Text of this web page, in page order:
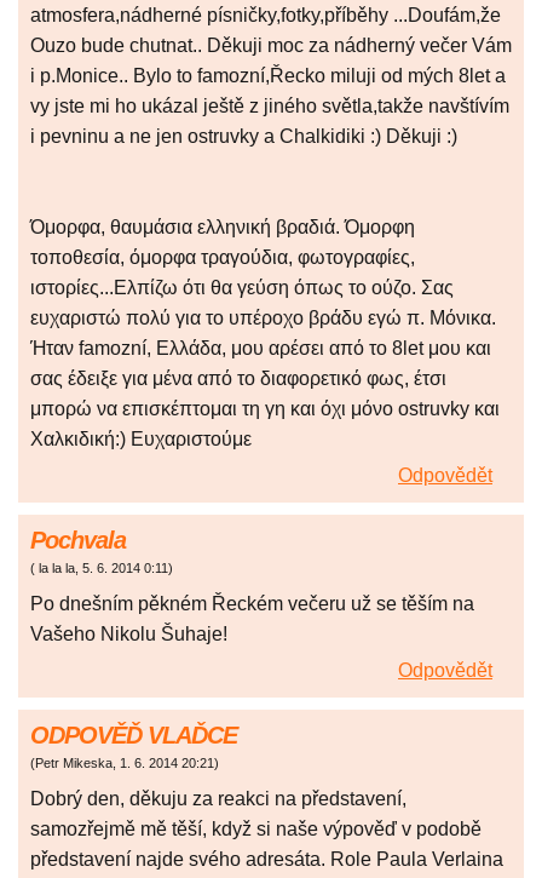
atmosfera,nádherné písničky,fotky,příběhy ...Doufám,že
Ouzo bude chutnat.. Děkuji moc za nádherný večer Vám
i p.Monice.. Bylo to famozní,Řecko miluji od mých 8let a
vy jste mi ho ukázal ještě z jiného světla,takže navštívím
i pevninu a ne jen ostruvky a Chalkidiki :) Děkuji :)
Όμορφα, θαυμάσια ελληνική βραδιά. Όμορφη
τοποθεσία, όμορφα τραγούδια, φωτογραφίες,
ιστορίες...Ελπίζω ότι θα γεύση όπως το ούζο. Σας
ευχαριστώ πολύ για το υπέροχο βράδυ εγώ π. Μόνικα.
Ήταν famozní, Ελλάδα, μου αρέσει από το 8let μου και
σας έδειξε για μένα από το διαφορετικό φως, έτσι
μπορώ να επισκέπτομαι τη γη και όχι μόνο ostruvky και
Χαλκιδική:) Ευχαριστούμε
Odpovědět
Pochvala
( la la la, 5. 6. 2014 0:11)
Po dnešním pěkném Řeckém večeru už se těším na
Vašeho Nikolu Šuhaje!
Odpovědět
ODPOVĚĎ VLAĎCE
(Petr Mikeska, 1. 6. 2014 20:21)
Dobrý den, děkuju za reakci na představení,
samozřejmě mě těší, když si naše výpověď v podobě
představení najde svého adresáta. Role Paula Verlaina